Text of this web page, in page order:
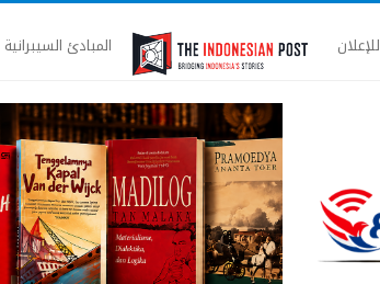
للإعلان المبادئ السيبرانية